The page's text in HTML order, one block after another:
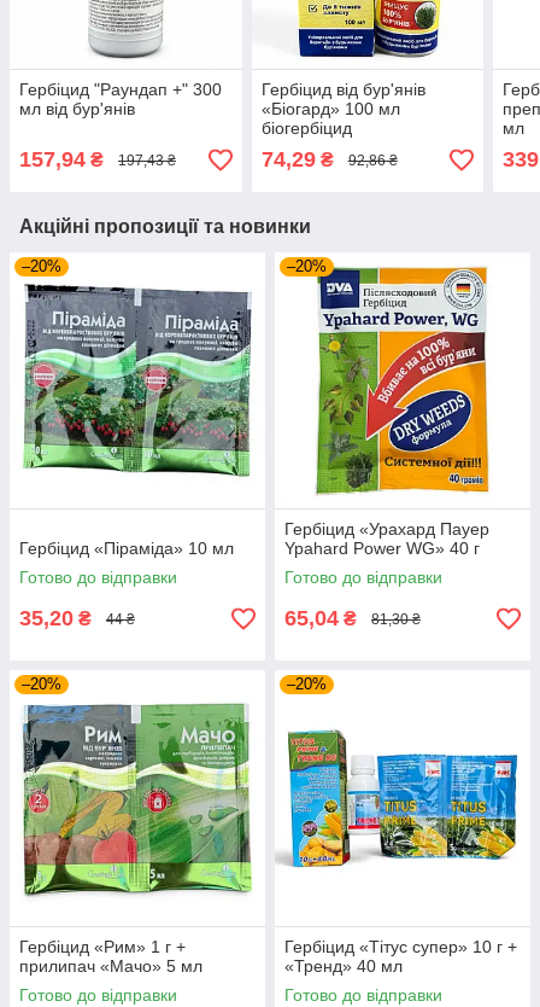
Гербіцид "Раундап +" 300
мл від бур'янів
157,94 ₴ 197,43 ₴
Гербіцид від бур'янів
«Біогард» 100 мл
біогербіцид
74,29₴ 92,86 ₴
мл
Акційні пропозиції та новинки
–20%
Гербіцид «Піраміда» 10 мл
Готово до відправки
35,20 ₴ 44 ₴
–20%
Гербіцид «Урахард Пауер
Ypahard Power WG» 40 г
Готово до відправки
65,04 ₴ 81,30 ₴
–20%
Гербіцид «Рим» 1 г +
прилипач «Мачо» 5 мл
Готово до відправки
–20%
Гербіцид «Тітус супер» 10 г +
«Тренд» 40 мл
Готово до відправки